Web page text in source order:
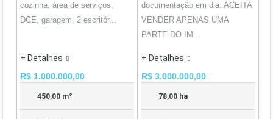
cozinha, área de serviços,
DCE, garagem, 2 escritór...
+ Detalhes
R$ 1.000.000,00
450,00 m²
documentação em dia. ACEITA
VENDER APENAS UMA
PARTE DO IM...
+ Detalhes
R$ 3.000.000,00
78,00 ha